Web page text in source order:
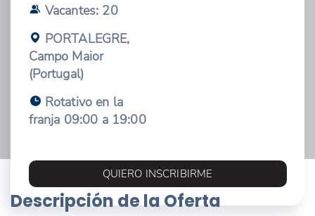
Vacantes: 20
PORTALEGRE,
Campo Maior
(Portugal)
Rotativo en la
franja 09:00 a 19:00
QUIERO INSCRIBIRME
Descripción de la Oferta